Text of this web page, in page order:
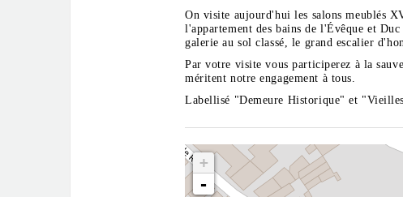
On visite aujourd'hui les salons meublés
l'appartement des bains de l'Évêque et
galerie au sol classé, le grand escalier
Par votre visite vous participerez à la
méritent notre engagement à tous.
Labellisé "Demeure Historique" et "Vieilles
+
-